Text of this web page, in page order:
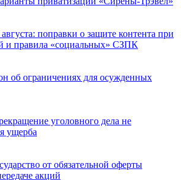
поправки о защите контента при
и правила «социальных» СЗПК
об ограничениях для осужденных
уголовного дела не
ущерба
от обязательной оферты
акций